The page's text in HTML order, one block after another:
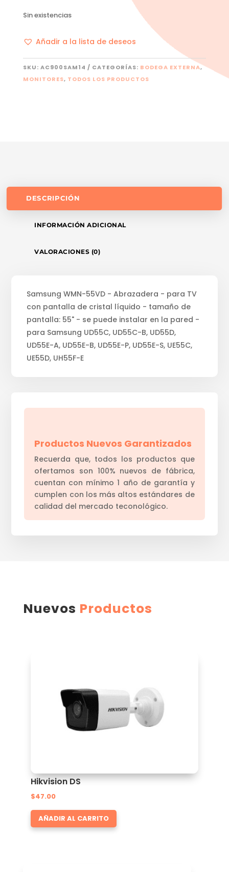
Sin existencias
Añadir a la lista de deseos
SKU: AC900SAM14 CATEGORÍAS: BODEGA EXTERNA,
MONITORES, TODOS LOS PRODUCTOS
DESCRIPCIÓN
INFORMACIÓN ADICIONAL
VALORACIONES (0)
Samsung WMN-55VD - Abrazadera - para TV
con pantalla de cristal líquido - tamaño de
pantalla: 55" - se puede instalar en la pared -
para Samsung UD55C, UD55C-B, UD55D,
UD55E-A, UD55E-B, UD55E-P, UD55E-S, UE55C,
UE55D, UH55F-E
Productos Nuevos Garantizados
Recuerda que, todos los productos que
ofertamos son 100% nuevos de fábrica,
cuentan con mínimo 1 año de garantía y
cumplen con los más altos estándares de
calidad del mercado teconológico.
Nuevos Productos
Hikvision DS
$47.00
AÑADIR AL CARRITO